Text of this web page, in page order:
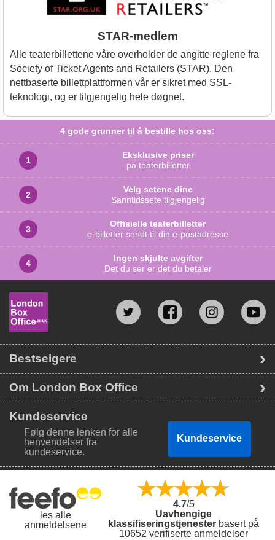
4 gode grunner til å bestille hos oss:
Eksklusive priser
på teaterbilletter
Velg setene dine
Sanntidssete tilgjengelig
Offisielle teaterbilletter
e-billetter sendt til din e-postadresse
Ingen skjulte avgifter
Det du ser er det du betaler
STAR-medlem
Alle teaterbillettene våre overholder de angitte reglene fra
Society of Ticket Agents and Retailers (STAR). Den
nettbaserte billettplattformen vår er sikret med SSL-
teknologi, og er tilgjengelig hele døgnet.
Bestselgere
Om London Box Office
Kundeservice
Følg denne lenken for alle
henvendelser fra
kundeservice.
Kundeservice
les alle
anmeldelsene
4.7/5
Uavhengige
klassifiseringstjenester basert på
10652 verifiserte anmeldelser